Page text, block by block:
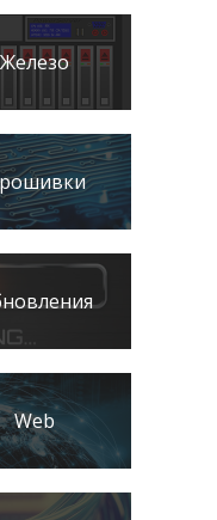
Железо
Web